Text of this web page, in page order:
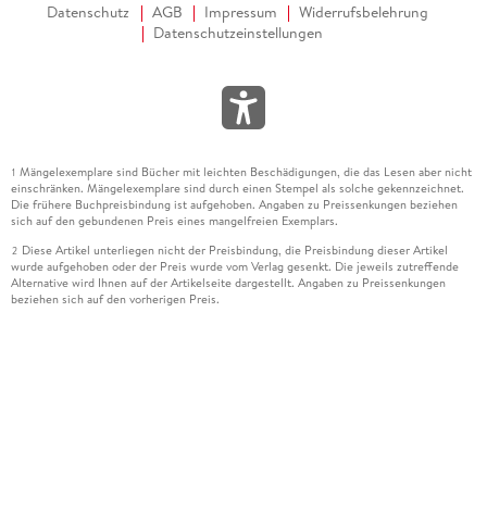
Datenschutz AGB Impressum
Widerrufsbelehrung
Datenschutzeinstellungen
1 Mängelexemplare sind Bücher mit leichten Beschädigungen, die das Lesen aber nicht
einschränken. Mängelexemplare sind durch einen Stempel als solche gekennzeichnet.
Die frühere Buchpreisbindung ist aufgehoben. Angaben zu Preissenkungen beziehen
sich auf den gebundenen Preis eines mangelfreien Exemplars.
2 Diese Artikel unterliegen nicht der Preisbindung, die Preisbindung dieser Artikel
wurde aufgehoben oder der Preis wurde vom Verlag gesenkt. Die jeweils zutreffende
Alternative wird Ihnen auf der Artikelseite dargestellt. Angaben zu Preissenkungen
beziehen sich auf den vorherigen Preis.